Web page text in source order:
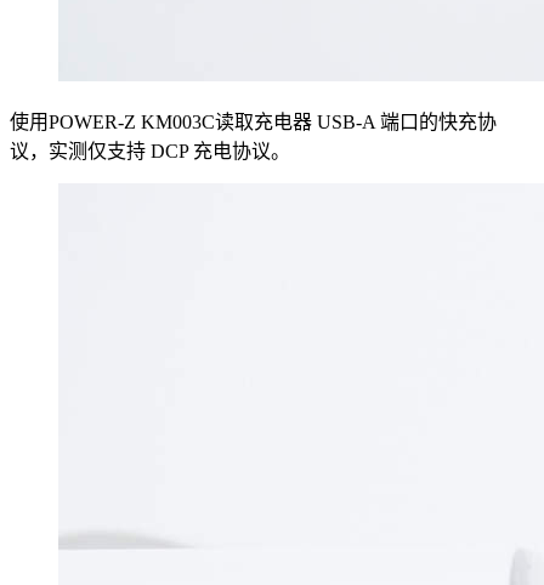
使用POWER-Z KM003C读取充电器 USB-A 端口的快充协
议，实测仅支持 DCP 充电协议。